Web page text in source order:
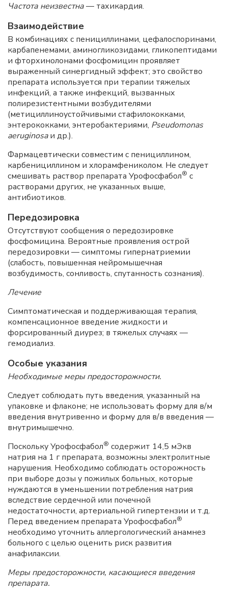
Частота неизвестна— тахикардия.
Взаимодействие
В комбинациях с пенициллинами, цефалоспоринами,
карбапенемами, аминогликозидами, гликопептидами
и фторхинолонами фосфомицин проявляет
выраженный синергидный эффект; это свойство
препарата используется при терапии тяжелых
инфекций, а также инфекций, вызванных
полирезистентными возбудителями
(метициллиноустойчивыми стафилококками,
энтерококками, энтеробактериями, Pseudomonas
aeruginosaи др.).
Фармацевтически совместим с пенициллином,
карбенициллином и хлорамфениколом. Не следует
смешивать раствор препарата Урофосфабол® с
растворами других, не указанных выше,
антибиотиков.
Передозировка
Отсутствуют сообщения о передозировке
фосфомицина. Вероятные проявления острой
передозировки — симптомы гипернатриемии
(слабость, повышенная нейромышечная
возбудимость, сонливость, спутанность сознания).
Лечение
Симптоматическая и поддерживающая терапия,
компенсационное введение жидкости и
форсированный диурез; в тяжелых случаях —
гемодиализ.
Особые указания
Необходимые меры предосторожности.
Следует соблюдать путь введения, указанный на
упаковке и флаконе; не использовать форму для в/м
введения внутривенно и форму для в/в введения —
внутримышечно.
Поскольку Урофосфабол® содержит 14,5 мЭкв
натрия на 1 г препарата, возможны электролитные
нарушения. Необходимо соблюдать осторожность
при выборе дозы у пожилых больных, которые
нуждаются в уменьшении потребления натрия
вследствие сердечной или почечной
недостаточности, артериальной гипертензии и т.д.
Перед введением препарата Урофосфабол®
необходимо уточнить аллергологический анамнез
больного с целью оценить риск развития
анафилаксии.
Меры предосторожности, касающиеся введения
препарата.